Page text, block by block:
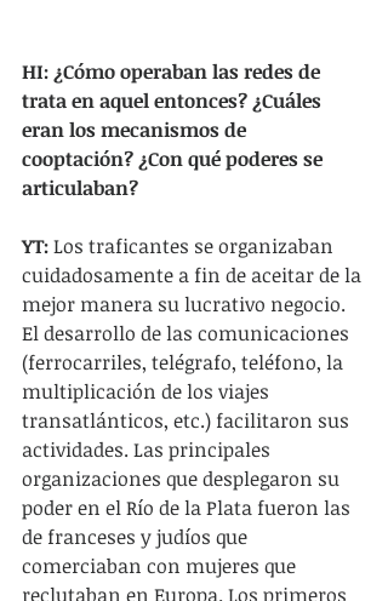
HI: ¿Cómo operaban las redes de
trata en aquel entonces? ¿Cuáles
eran los mecanismos de
cooptación? ¿Con qué poderes se
articulaban?
YT: Los traficantes se organizaban
cuidadosamente a fin de aceitar de la
mejor manera su lucrativo negocio.
El desarrollo de las comunicaciones
(ferrocarriles, telégrafo, teléfono, la
multiplicación de los viajes
transatlánticos, etc.) facilitaron sus
actividades. Las principales
organizaciones que desplegaron su
poder en el Río de la Plata fueron las
de franceses y judíos que
comerciaban con mujeres que
reclutaban en Europa. Los primeros